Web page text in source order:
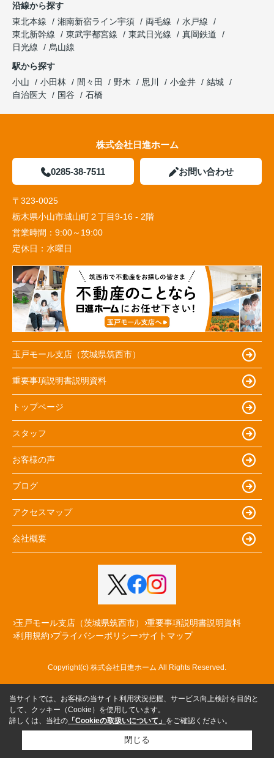
沿線から探す
東北本線
湘南新宿ライン宇須 両毛線
水戸線
東北新幹線
東武宇都宮線 東武日光線
真岡鉄道
日光線
烏山線
駅から探す
小山
小田林 間々田 野木 思川 小金井
結城
自治医大
国谷 石橋
株式会社日進ホーム
0285-38-7511 お問い合わせ
〒323-0025
栃木県小山市城山町２丁目9-16 - 2階
営業時間： 9:00～19:00
定休日： 水曜日
玉戸モール支店（茨城県筑西市）
重要事項説明書説明資料
トップページ
スタッフ
お客様の声
ブログ
アクセスマップ
会社概要
玉戸モール支店（茨城県筑西市）
重要事項説明書説明資料
利用規約 プライバシーポリシー サイトマップ
Copyright(c) 株式会社日進ホーム All Rights Reserved.
当サイトでは、お客様の当サイト利用状況把握、サービス向上検討を目的と
して、クッキー（Cookie）を使用しています。
詳しくは、当社の 「Cookieの取扱いについて」 をご確認ください。
閉じる